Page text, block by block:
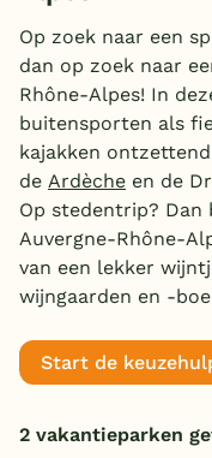
Op zoek naar een
dan op zoek naar
Rhône-Alpes! In
buitensporten als
kajakken
de Ardèche en de
Op stedentrip? Dan
Auvergne-Rhône-
van een lekker
wijngaarden en -
Start de
Aanbieder
RCN
Dormio(1)
Zwemmen
Overdekt
Buiten speeltuin
2 vakantieparken